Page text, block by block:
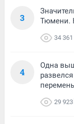
3
Тюмени.
34 361
4
Одна
29 923